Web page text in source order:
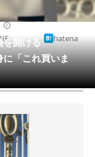
を開ける
「これ買いま
hatena